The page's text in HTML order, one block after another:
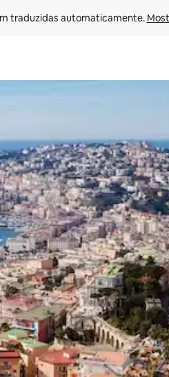
traduzidas automaticamente.
cima e para baixo do teclado ou